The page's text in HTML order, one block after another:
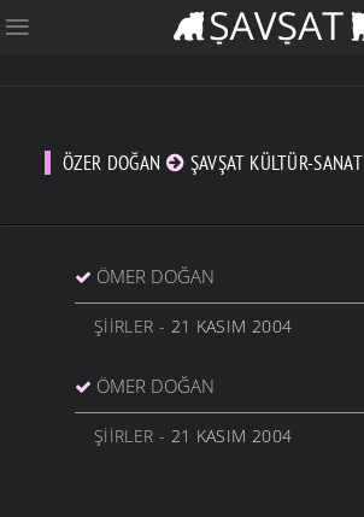
ÖZER DOĞAN ŞAVŞAT KÜLTÜR-SANAT
ÖMER DOĞAN
ŞIIRLER - 21 KASIM 2004
ÖMER DOĞAN
ŞIIRLER - 21 KASIM 2004